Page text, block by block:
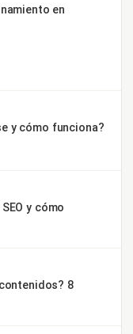
en
y cómo funciona?
y cómo
8